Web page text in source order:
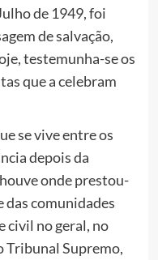
de 1949, foi
de salvação,
testemunha-se os
que a celebram
se vive entre os
depois da
onde prestou-
das comunidades
civil no geral, no
Tribunal Supremo,